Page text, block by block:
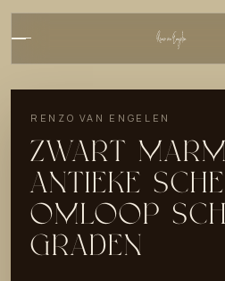
RENZO VAN ENGELEN
ZWART
ANTIEKE
OMLOOP
GRADEN